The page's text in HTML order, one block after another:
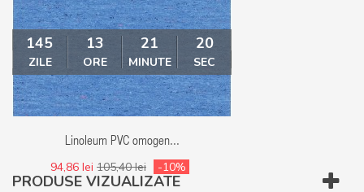
145
ZILE
13
ORE
21
MINUTE
20
SEC
Linoleum PVC omogen...
94,86 lei 105,40 lei -10%
PRODUSE VIZUALIZATE